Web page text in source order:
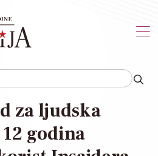
za ljudska
godina